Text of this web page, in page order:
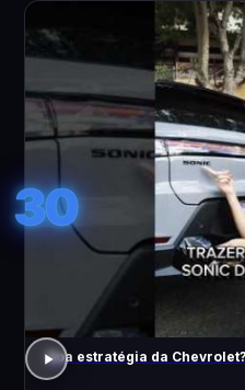
30
Boa estratégia da